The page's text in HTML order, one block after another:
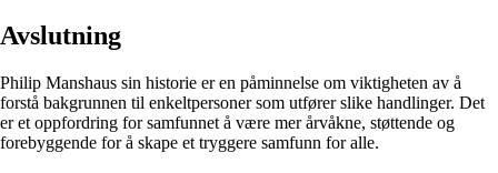
Avslutning
Philip Manshaus sin historie er en påminnelse om viktigheten av å
forstå bakgrunnen til enkeltpersoner som utfører slike handlinger. Det
er et oppfordring for samfunnet å være mer årvåkne, støttende og
forebyggende for å skape et tryggere samfunn for alle.